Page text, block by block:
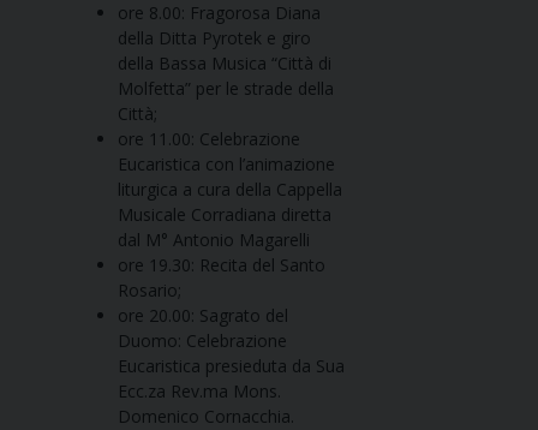
ore 8.00: Fragorosa Diana
della Ditta Pyrotek e giro
della Bassa Musica “Città di
Molfetta” per le strade della
Città;
ore 11.00: Celebrazione
Eucaristica con l’animazione
liturgica a cura della Cappella
Musicale Corradiana diretta
dal M° Antonio Magarelli
ore 19.30: Recita del Santo
Rosario;
ore 20.00: Sagrato del
Duomo: Celebrazione
Eucaristica presieduta da Sua
Ecc.za Rev.ma Mons.
Domenico Cornacchia.